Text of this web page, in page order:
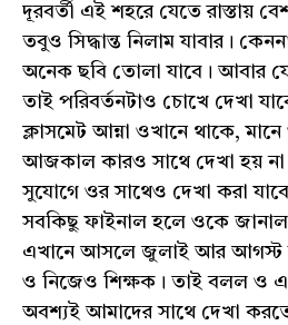
দূরবর্তী এই শহরে যেতে রাস্তায়
তবুও সিদ্ধান্ত নিলাম যাবার।
অনেক ছবি তোলা যাবে। আবার
তাই পরিবর্তনটাও চোখে দেখা
ক্লাসমেট আন্না ওখানে থাকে,
আজকাল কারও সাথে দেখা হয়
সুযোগে ওর সাথেও দেখা করা
সবকিছু ফাইনাল হলে ওকে
এখানে আসলে জুলাই আর আগস্ট
ও নিজেও শিক্ষক। তাই বলল ও
অবশ্যই আমাদের সাথে দেখা